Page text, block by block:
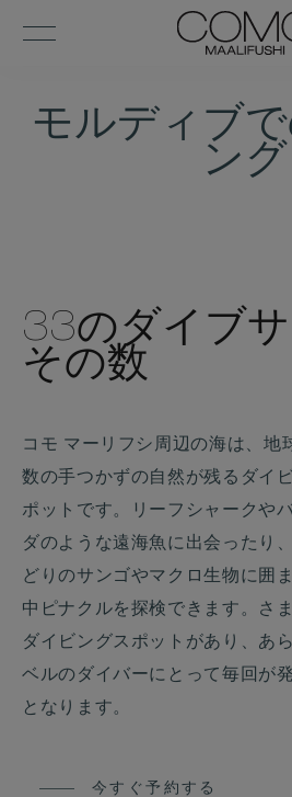
モルディブ
ング
33のダイブサ
その数
コモ マーリフシ周辺の海は、地
数の手つかずの自然が残るダイ
ポットです。リーフシャークや
ダのような遠海魚に出会ったり
どりのサンゴやマクロ生物に囲
中ピナクルを探検できます。さ
ダイビングスポットがあり、あ
ベルのダイバーにとって毎回が
となります。
今すぐ予約する